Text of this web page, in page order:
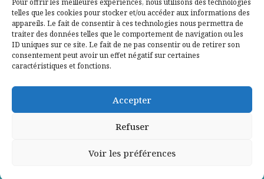
Pour offrir les meilleures expériences, nous utilisons des technologies
telles que les cookies pour stocker et/ou accéder aux informations des
appareils. Le fait de consentir à ces technologies nous permettra de
traiter des données telles que le comportement de navigation ou les
ID uniques sur ce site. Le fait de ne pas consentir ou de retirer son
consentement peut avoir un effet négatif sur certaines
caractéristiques et fonctions.
Accepter
Refuser
Voir les préférences
Contactez-nous
Mentions légales